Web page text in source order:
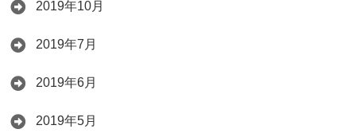
2019年10月
2019年7月
2019年6月
2019年5月